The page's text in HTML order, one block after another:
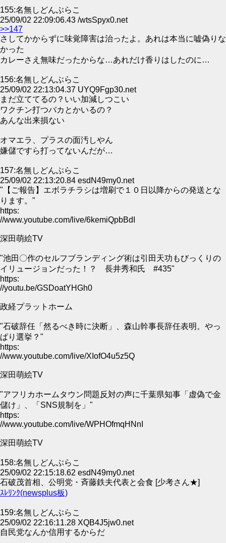
155:名無しどんぶらこ
25/09/02 22:09:06.43 /wtsSpyx0.net
>>147
さしてかからずに味覚障害は治ったよ。あれは本当に嘘偽りな
かった
カレーさえ無味だったからな…あれだけ香りはしたのに…
156:名無しどんぶらこ
25/09/02 22:13:04.37 UYQ9Fgp30.net
まだ立ててるの？いい加減しつこい
ワクチン打つバカとかいるの？
あんな出来損ない
オマエラ、プラスの面汚しやん
嫌儲ですら打ってないんだが…
157:名無しどんぶらこ
25/09/02 22:13:20.84 esdN49my0.net
"【ご報告】エボラチラシは増刷で１０日以降からの発送とな
ります。"
https:
//www.youtube.com/live/6kemiQpbBdI
深田萌絵TV
"池田〇作のセルフブランディング術は引田天功もびっくりの
イリュージョンだった！？ 長井秀和氏 #435"
https:
//youtu.be/GSDoatYHGh0
政経プラットホーム
"石破辞任「然るべき時に決断」、森山幹事長辞任表明。やっ
ぱり選挙？"
https:
//www.youtube.com/live/XIofO4u5z5Q
深田萌絵TV
"アフリカホームタウン問題反対の声に千葉県知事「虚偽で金
儲け」、「SNS規制を」"
https:
//www.youtube.com/live/WPHOfmqHNnI
深田萌絵TV
158:名無しどんぶらこ
25/09/02 22:15:18.62 esdN49my0.net
石破茂首相、公明党・斉藤鉄夫代表と会食 [少考さん★]
ｽﾚﾘﾝｸ(newsplus板)
159:名無しどんぶらこ
25/09/02 22:16:11.28 XQB4J5jw0.net
自民党なんか信用するからだ